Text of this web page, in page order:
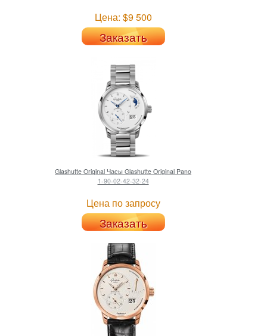
Цена: $9 500
Заказать
Glashutte Original Часы Glashutte Original Pano
1-90-02-42-32-24
Цена по запросу
Заказать